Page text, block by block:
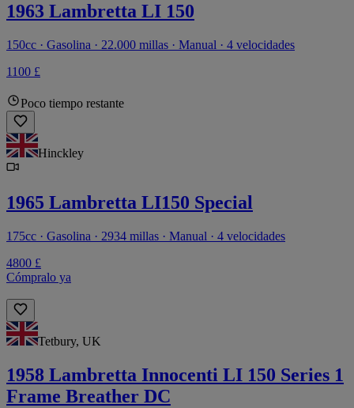
1963 Lambretta LI 150
150cc · Gasolina · 22.000 millas · Manual · 4 velocidades
1100 £
Poco tiempo restante
Hinckley
1965 Lambretta LI150 Special
175cc · Gasolina · 2934 millas · Manual · 4 velocidades
4800 £
Cómpralo ya
Tetbury, UK
1958 Lambretta Innocenti LI 150 Series 1
Frame Breather DC